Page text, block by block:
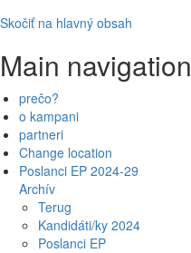
Skočiť na hlavný obsah
Main navigation
prečo?
o kampani
partneri
Change location
Poslanci EP 2024-29
Archív
Terug
Kandidáti/ky 2024
Poslanci EP